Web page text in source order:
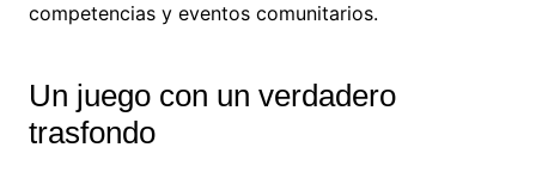
competencias y eventos comunitarios.
Un juego con un verdadero
trasfondo